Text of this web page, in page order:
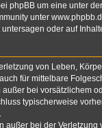
phpBB um eine unter der
unter
oder auf
von Leben,
für mittelbare
bei vorsätzlichem
typischerweise
außer bei der